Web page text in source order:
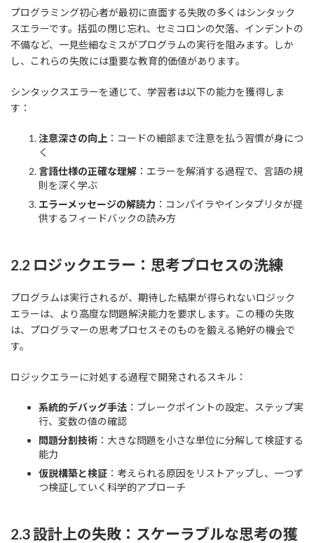
プログラミング初心者が最初に直面する失敗の多くはシンタック
スエラーです。括弧の閉じ忘れ、セミコロンの欠落、インデントの
不備など、一見些細なミスがプログラムの実行を阻みます。しか
し、これらの失敗には重要な教育的価値があります。
シンタックスエラーを通じて、学習者は以下の能力を獲得しま
す：
注意深さの向上 ：コードの細部まで注意を払う習慣が身につ
く
言語仕様の正確な理解 ：エラーを解消する過程で、言語の規
則を深く学ぶ
エラーメッセージの解読力 ：コンパイラやインタプリタが提
供するフィードバックの読み方
2.2 ロジックエラー：思考プロセスの洗練
プログラムは実行されるが、期待した結果が得られないロジック
エラーは、より高度な問題解決能力を要求します。この種の失敗
は、プログラマーの思考プロセスそのものを鍛える絶好の機会で
す。
ロジックエラーに対処する過程で開発されるスキル：
系統的デバッグ手法 ：ブレークポイントの設定、ステップ実
行、変数の値の確認
問題分割技術 ：大きな問題を小さな単位に分解して検証する
能力
仮説構築と検証 ：考えられる原因をリストアップし、一つず
つ検証していく科学的アプローチ
2.3 設計上の失敗：スケーラブルな思考の獲